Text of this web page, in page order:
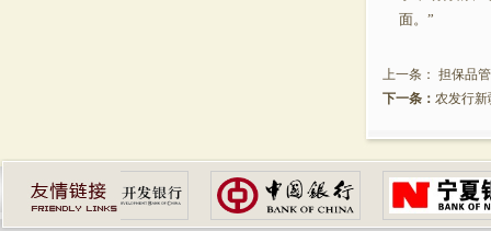
面。”
上一条： 担保品
下一条： 农发行新